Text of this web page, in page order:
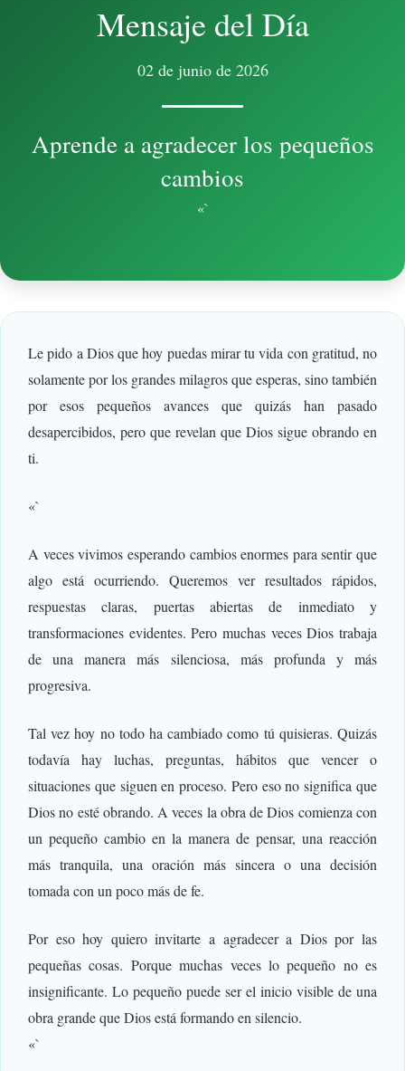
Mensaje del Día
02 de junio de 2026
Aprende a agradecer los pequeños
cambios
«`
Le pido a Dios que hoy puedas mirar tu vida con gratitud, no
solamente por los grandes milagros que esperas, sino también
por esos pequeños avances que quizás han pasado
desapercibidos, pero que revelan que Dios sigue obrando en
ti.
«`
A veces vivimos esperando cambios enormes para sentir que
algo está ocurriendo. Queremos ver resultados rápidos,
respuestas claras, puertas abiertas de inmediato y
transformaciones evidentes. Pero muchas veces Dios trabaja
de una manera más silenciosa, más profunda y más
progresiva.
Tal vez hoy no todo ha cambiado como tú quisieras. Quizás
todavía hay luchas, preguntas, hábitos que vencer o
situaciones que siguen en proceso. Pero eso no significa que
Dios no esté obrando. A veces la obra de Dios comienza con
un pequeño cambio en la manera de pensar, una reacción
más tranquila, una oración más sincera o una decisión
tomada con un poco más de fe.
Por eso hoy quiero invitarte a agradecer a Dios por las
pequeñas cosas. Porque muchas veces lo pequeño no es
insignificante. Lo pequeño puede ser el inicio visible de una
obra grande que Dios está formando en silencio.
«`